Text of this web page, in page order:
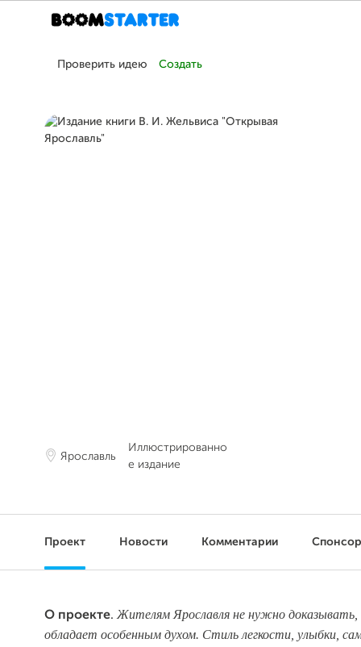
Проверить идею Создать
Ярославль
Иллюстрированно
е издание
Проект Новости Комментарии
О проекте.Жителям Ярославля не нужно доказывать,
обладает особенным духом. Стиль легкости, улыбки,